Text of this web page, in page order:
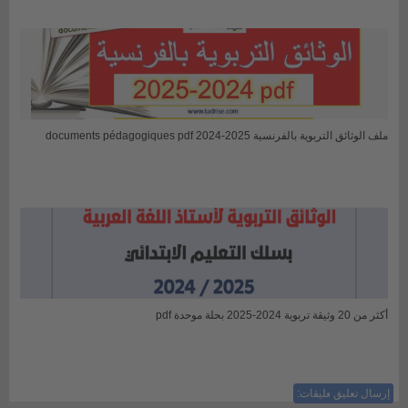
ملف الوثائق التربوية بالفرنسية 2025-2024 documents pédagogiques pdf
أكثر من 20 وثيقة تربوية 2024-2025 بحلة موحدة pdf
ليست هناك تعليقات:
إرسال تعليق